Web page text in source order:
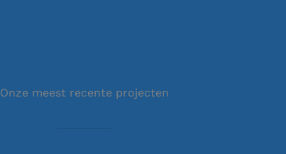
Onze meest recente projecten